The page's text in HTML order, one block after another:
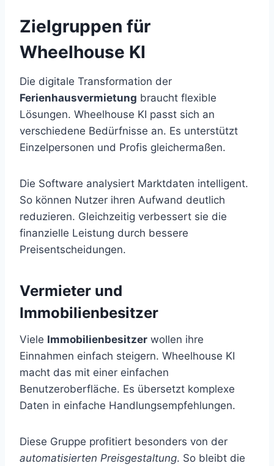
Zielgruppen für
Wheelhouse KI
Die digitale Transformation der
Ferienhausvermietung braucht flexible
Lösungen. Wheelhouse KI passt sich an
verschiedene Bedürfnisse an. Es unterstützt
Einzelpersonen und Profis gleichermaßen.
Die Software analysiert Marktdaten intelligent.
So können Nutzer ihren Aufwand deutlich
reduzieren. Gleichzeitig verbessert sie die
finanzielle Leistung durch bessere
Preisentscheidungen.
Vermieter und
Immobilienbesitzer
Viele Immobilienbesitzer wollen ihre
Einnahmen einfach steigern. Wheelhouse KI
macht das mit einer einfachen
Benutzeroberfläche. Es übersetzt komplexe
Daten in einfache Handlungsempfehlungen.
Diese Gruppe profitiert besonders von der
automatisierten Preisgestaltung. So bleibt die